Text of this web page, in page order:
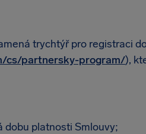
trychtýř pro registraci
cs/partnersky-program/),
dobu platnosti Smlouvy;